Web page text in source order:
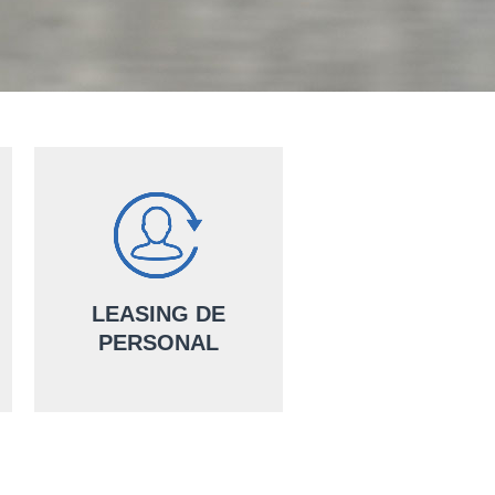
LEASING DE
PERSONAL